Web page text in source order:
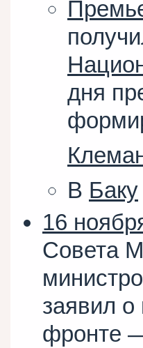
дня
В Баку
16
Совета
заявил о
фронте